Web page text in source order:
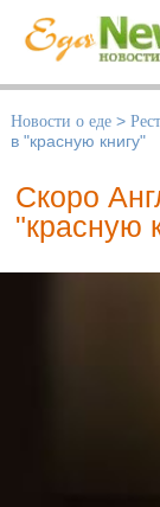
Новости о еде >
в "красную книгу"
Скоро
"красную